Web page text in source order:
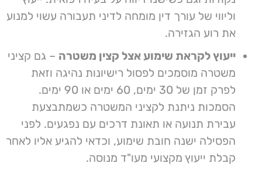
מהירות מופרזת– זוהי עבירה שלמשטרה קל
לאכוף אותה ולכן ישנם דוחות רבים על מהירות
גבוהה יתר על המידה. מצד שני יש גם לא מעט
מקרים של ליקויים בשימוש באמצעי מדידת
המהירות, ולכן עורך דין מיומן עשוי למנוע ספיגת
עונש חמור.
נהיגה תחת השפעת אלכוהול – נהיגה בשכרות
נתפשת כעבירה חמורה מאוד, הן מבחינת החוק והן
מבחינת השופטים בבתי הדין לתעבורה (שממילא
וליווי של עורך דין מומחה לדיני תעבורה עשוי למנוע
את רוע הגזירה.
ייעוץ לקראת שימוע אצל קצין משטרה – גם קציני
משטרה מוסמכים לפסול רישיונות נהיגה וזאת
לפרק זמן של 30 ימים, 60 ימים או 90 ימים.
הסמכות ניתנת לקציני המשטרה כשמתבצעת
עבירת תנועה או תאונת דרכים עם נפגעים. לפני
הפסילה ישנה חובת שימוע, וכדאי להגיע אליו לאחר
קבלת ייעוץ מקצועי מעו"ד מנוסה.